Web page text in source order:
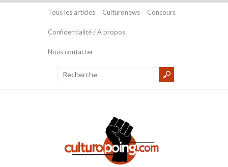
Tous les articles Culturonews Concours
Confidentialité / A propos
Nous contacter